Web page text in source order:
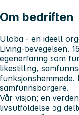
Om bedriften
Uloba - en ideell
Living-bevegelsen.
egenerfaring som
likestilling,
funksjonshemmede.
samfunnsborgere.
Vår visjon; en
livsutfoldelse og